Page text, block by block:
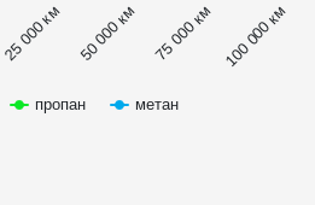
пропан метан
25 000 км 50 000 км 75 000 км 100 000 км